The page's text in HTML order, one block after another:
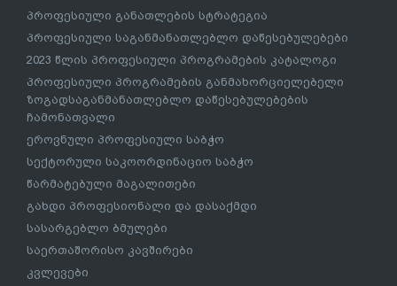
პროფესიული განათლების სტრატეგია
პროფესიული საგანმანათლებლო დაწესებულებები
2023 წლის პროფესიული პროგრამების კატალოგი
პროფესიული პროგრამების განმახორციელებელი
ზოგადსაგანმანათლებლო დაწესებულებების
ჩამონათვალი
ეროვნული პროფესიული საბჭო
სექტორული საკოორდინაციო საბჭო
წარმატებული მაგალითები
გახდი პროფესიონალი და დასაქმდი
სასარგებლო ბმულები
საერთაშორისო კავშირები
კვლევები